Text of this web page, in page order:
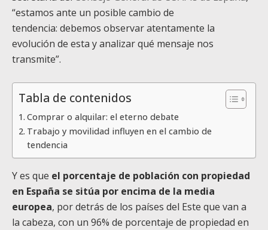
“estamos ante un posible cambio de
tendencia: debemos observar atentamente la
evolución de esta y analizar qué mensaje nos
transmite”.
Tabla de contenidos
Comprar o alquilar: el eterno debate
Trabajo y movilidad influyen en el cambio de
tendencia
Y es que el porcentaje de población con propiedad
en España se sitúa por encima de la media
europea, por detrás de los países del Este que van a
la cabeza, con un 96% de porcentaje de propiedad en